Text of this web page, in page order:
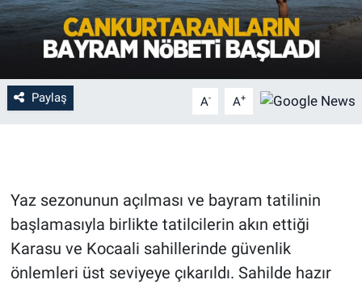
Paylaş A- A+
Yaz sezonunun açılması ve bayram tatilinin
başlamasıyla birlikte tatilcilerin akın ettiği
Karasu ve Kocaali sahillerinde güvenlik
önlemleri üst seviyeye çıkarıldı. Sahilde hazır